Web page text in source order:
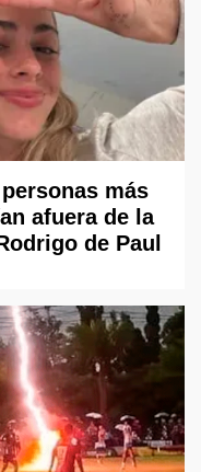
más
afuera de la
de Paul